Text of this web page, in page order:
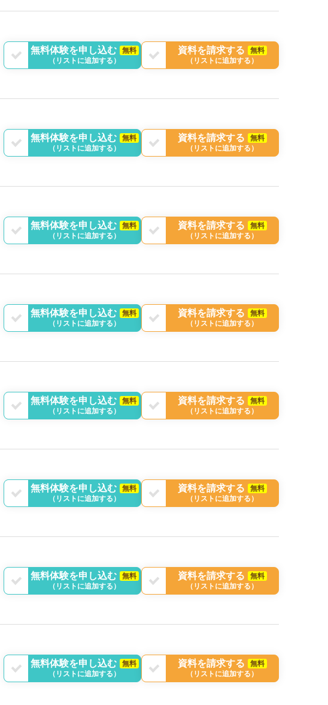
無料体験を申し込む
無料
（リストに追加する）
資料を請求する
無料
（リストに追加する）
無料体験を申し込む
無料
（リストに追加する）
資料を請求する
無料
（リストに追加する）
無料体験を申し込む
無料
（リストに追加する）
資料を請求する
無料
（リストに追加する）
無料体験を申し込む
無料
（リストに追加する）
資料を請求する
無料
（リストに追加する）
無料体験を申し込む
無料
（リストに追加する）
資料を請求する
無料
（リストに追加する）
無料体験を申し込む
無料
（リストに追加する）
資料を請求する
無料
（リストに追加する）
無料体験を申し込む
無料
（リストに追加する）
資料を請求する
無料
（リストに追加する）
無料体験を申し込む
無料
（リストに追加する）
資料を請求する
無料
（リストに追加する）